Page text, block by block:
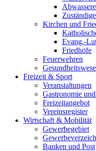
Kirchen und
Evang.-
Friedhöfe
Feuerwehren
Freizeit & Sport
Veranstaltungen
Gastronomie
Freizeitangebot
Vereinsregister
Wirtschaft & Mobilität
Gewerbegebiet
Banken und Post